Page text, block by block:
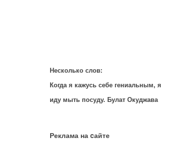
Несколько слов:
Когда я кажусь себе гениальным, я
иду мыть посуду. Булат Окуджава
Реклама на cайте